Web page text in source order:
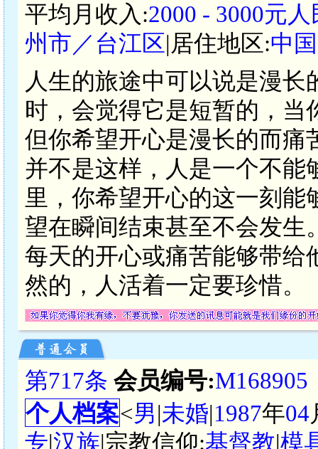
平均月收入:2000 - 3000元
州市／台江区|居住地区:中
人生的旅途中可以说是漫
时，会觉得它是短暂的，
但你希望开心是漫长的而痛
并不是这样，人是一个不能
里，你希望开心的这一刻
望在瞬间结束甚至不会发生
每天的开心或痛苦能够带给
然的，人活着一定要珍惜。
第717条 会员编号:M168905
个人档案<男|未婚|1987年04
专|汉族|宗教信仰:基督教|模